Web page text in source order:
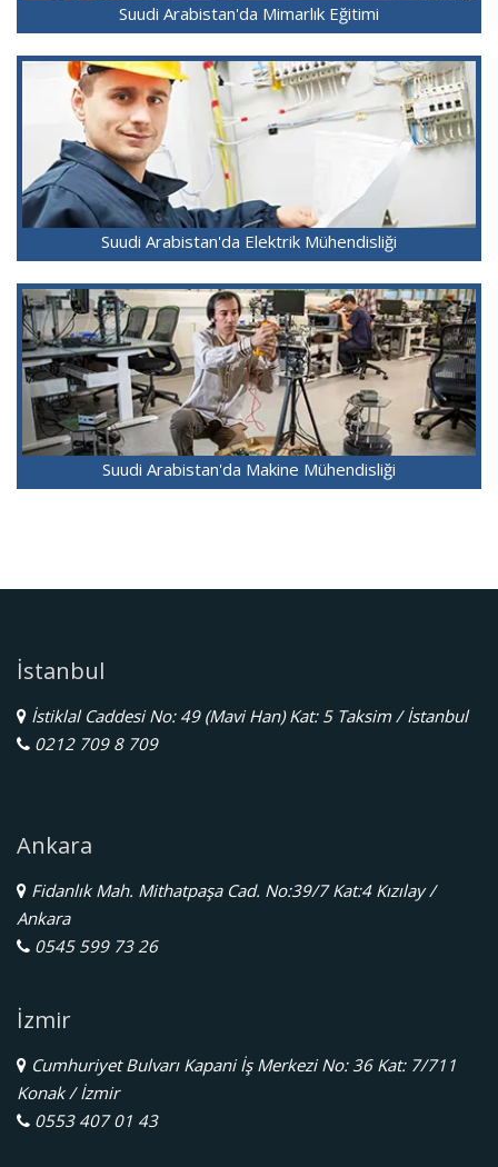
Suudi Arabistan'da Mimarlık Eğitimi
Suudi Arabistan'da Elektrik Mühendisliği
Suudi Arabistan'da Makine Mühendisliği
İstanbul
İstiklal Caddesi No: 49 (Mavi Han) Kat: 5 Taksim / İstanbul
0212 709 8 709
Ankara
Fidanlık Mah. Mithatpaşa Cad. No:39/7 Kat:4 Kızılay /
Ankara
0545 599 73 26
İzmir
Cumhuriyet Bulvarı Kapani İş Merkezi No: 36 Kat: 7/711
Konak / İzmir
0553 407 01 43